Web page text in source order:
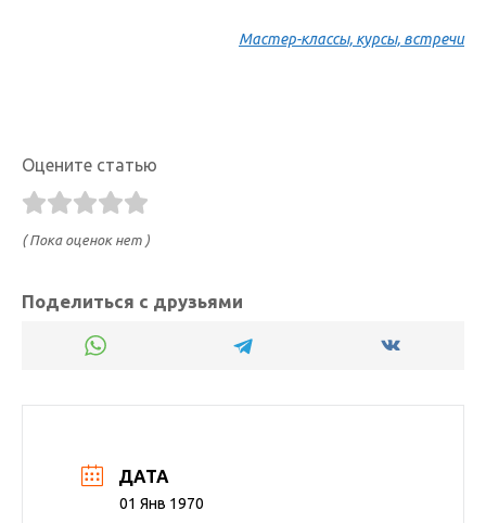
Мастер-классы, курсы, встречи
Оцените статью
( Пока оценок нет )
Поделиться с друзьями
ДАТА
01 Янв 1970